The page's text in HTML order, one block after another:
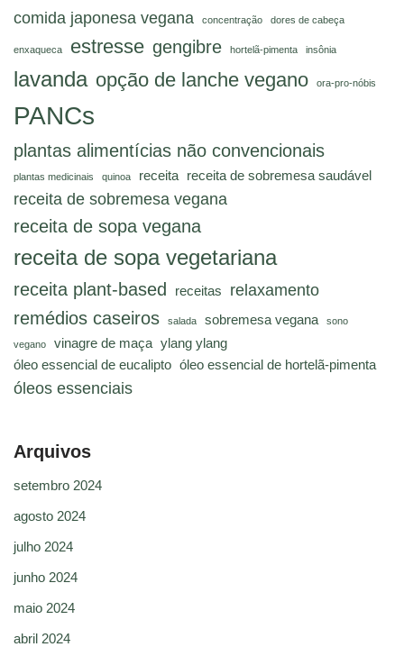
comida japonesa vegana
concentração dores de cabeça
enxaqueca estresse gengibre hortelã-pimenta insônia
lavanda opção de lanche vegano ora-pro-nóbis
PANCs
plantas alimentícias não convencionais
plantas medicinais quinoa receita receita de sobremesa saudável
receita de sobremesa vegana
receita de sopa vegana
receita de sopa vegetariana
receita plant-based receitas relaxamento
remédios caseiros salada sobremesa vegana sono
vegano vinagre de maça ylang ylang
óleo essencial de eucalipto óleo essencial de hortelã-pimenta
óleos essenciais
Arquivos
setembro 2024
agosto 2024
julho 2024
junho 2024
maio 2024
abril 2024